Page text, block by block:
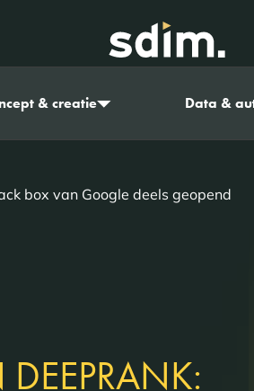
& creatie Data &
box van Google deels geopend